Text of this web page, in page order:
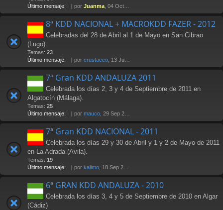
Último mensaje:
por Juanma , 04 Oct 2012 15:24
8ª KDD NACIONAL + MACROKDD FAZER - 2012
Celebradas del 28 de Abril al 1 de Mayo en San Cibrao
(Lugo).
Temas: 23
Último mensaje:
por crustaceo , 13 Jul 2012 21:36
7ª Gran KDD ANDALUZA 2011
Celebrada los días 2, 3 y 4 de Septiembre de 2011 en
Algatocín (Málaga).
Temas: 25
Último mensaje:
por mauco , 29 Sep 2011 02:15
7ª Gran KDD NACIONAL - 2011
Celebrada los días 29 y 30 de Abril y 1 y 2 de Mayo de 2011
en La Adrada (Avila).
Temas: 19
Último mensaje:
por kalimo , 18 Sep 2011 23:36
6ª GRAN KDD ANDALUZA - 2010
Celebrada los días 3, 4 y 5 de Septiembre de 2010 en Algar
(Cádiz)